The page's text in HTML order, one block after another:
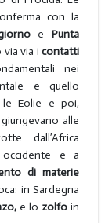
con la
ePunta
via via icontatti
nei
e quello
le Eolie e poi,
alle
dall’Africa
occidente e a
di materie
in Sardegna
e lo zolfoin